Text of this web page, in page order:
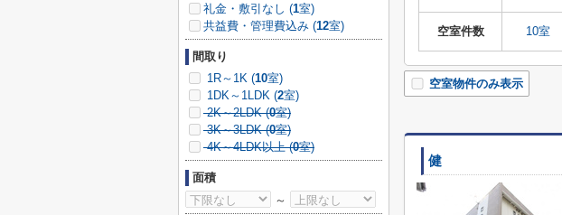
空室件数 10室
空室物件のみ表示
健
礼金・敷引なし (1室)
共益費・管理費込み (12室)
間取り
1R～1K (10室)
1DK～1LDK (2室)
2K～2LDK (0室)
3K～3LDK (0室)
4K～4LDK以上 (0室)
面積
～